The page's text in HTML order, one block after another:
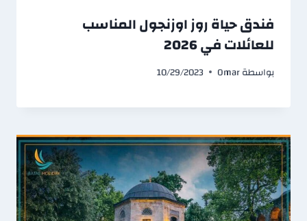
فندق حياة روز اوزنجول المناسب
للعائلات في 2026
بواسطةOmar
10/29/2023